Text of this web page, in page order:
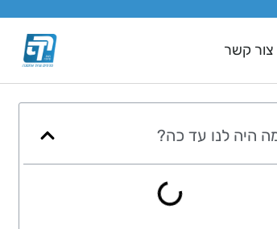
צור קשר
היה לנו עד כה?